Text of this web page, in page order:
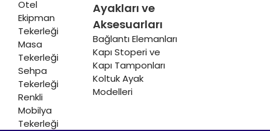
Otel
Ekipman
Tekerleği
Masa
Tekerleği
Sehpa
Tekerleği
Renkli
Mobilya
Tekerleği
Ayakları ve
Aksesuarları
Bağlantı Elemanları
Kapı Stoperi ve
Kapı Tamponları
Koltuk Ayak
Modelleri